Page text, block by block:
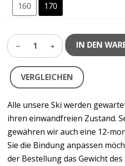
160
170
1 IN DEN
VERGLEICHEN
Alle unsere Ski werden
ihren einwandfreien Zustand.
gewähren wir auch eine 12-
Sie die Bindung anpassen
der Bestellung das Gewicht